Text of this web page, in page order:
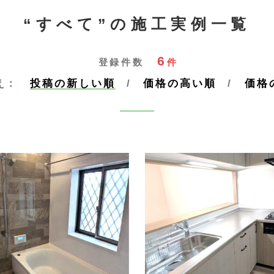
“すべて”の施工実例一覧
登録件数 6件
投稿の新しい順 価格の高い順 価格